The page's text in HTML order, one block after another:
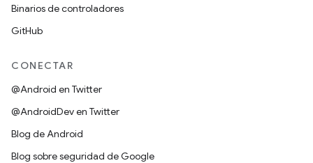
Binarios de controladores
GitHub
CONECTAR
@Android en Twitter
@AndroidDev en Twitter
Blog de Android
Blog sobre seguridad de Google